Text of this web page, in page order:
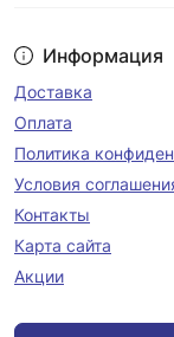
Информация
Доставка
Оплата
Политика
Условия
Контакты
Карта сайта
Акции